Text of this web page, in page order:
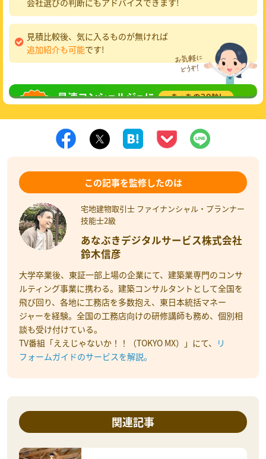
会社選びの判断にもアドバイスできます!
見積比較後、気に入るものが無ければ
追加紹介も可能です!
無料相談してみる
この記事を監修したのは
宅地建物取引士 ファイナンシャル・プランナー
技能士2級
あなぶきデジタルサービス株式会社
鈴木信彦
大学卒業後、東証一部上場の企業にて、建築業専門のコンサ
ルティング事業に携わる。建築コンサルタントとして全国を
飛び回り、各地に工務店を多数抱え、東日本統括マネー
ジャーを経験。全国の工務店向けの研修講師も務め、個別相
談も受け付けている。
TV番組「ええじゃないか！！（TOKYO MX）」にて、 リ
フォームガイドのサービスを解説。
関連記事